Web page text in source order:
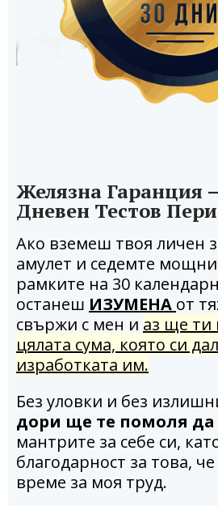
Желязна Гаранция
Дневен Тестов
Ако вземеш твоя личен
амулет и седемте
рамките на 30
останеш ИЗУМЕНА от
свържи с мен и аз ще ти
цялата сума, която си
изработката им.
Без уловки и без
дори ще те помоля
мантрите за себе си,
благодарност за това,
време за моя труд.